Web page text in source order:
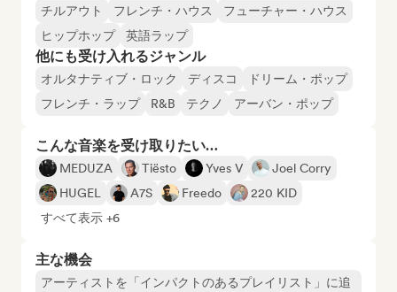
チルアウト フレンチ・ハウス
フューチャー・ハウス
ヒップホップ
英語ラップ
他にも受け入れるジャンル
オルタナティブ・ロック ディスコ
ドリーム・ポップ
フレンチ・ラップ
R&B テクノ アーバン・ポップ
こんな音楽を受け取りたい…
MEDUZA Tiësto Yves V
Joel Corry
HUGEL
A7S Freedo
220 KID
すべて表示 +6
主な機会
アーティストを「インパクトのあるプレイリスト」に追